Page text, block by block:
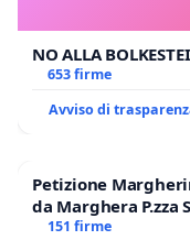
NO ALLA
653 firme
Avviso di
Petizione
da Marghera
Polo tariffa a € 1,50
151 firme